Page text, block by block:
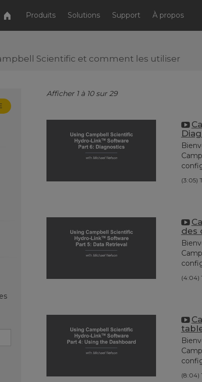
Produits Solutions Support À propos
Scientific et comment les utiliser
Afficher 1 à 10 sur 29
(3:05)
des
(4:04)
(8:04)